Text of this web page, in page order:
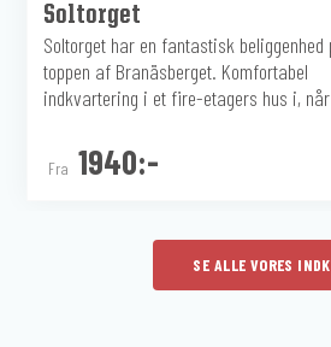
Soltorget
Soltorget har en fantastisk beliggenhed
toppen af Branäsberget. Komfortabel
indkvartering i et fire-etagers hus i,
Fra 1940:-
SE ALLE VORES